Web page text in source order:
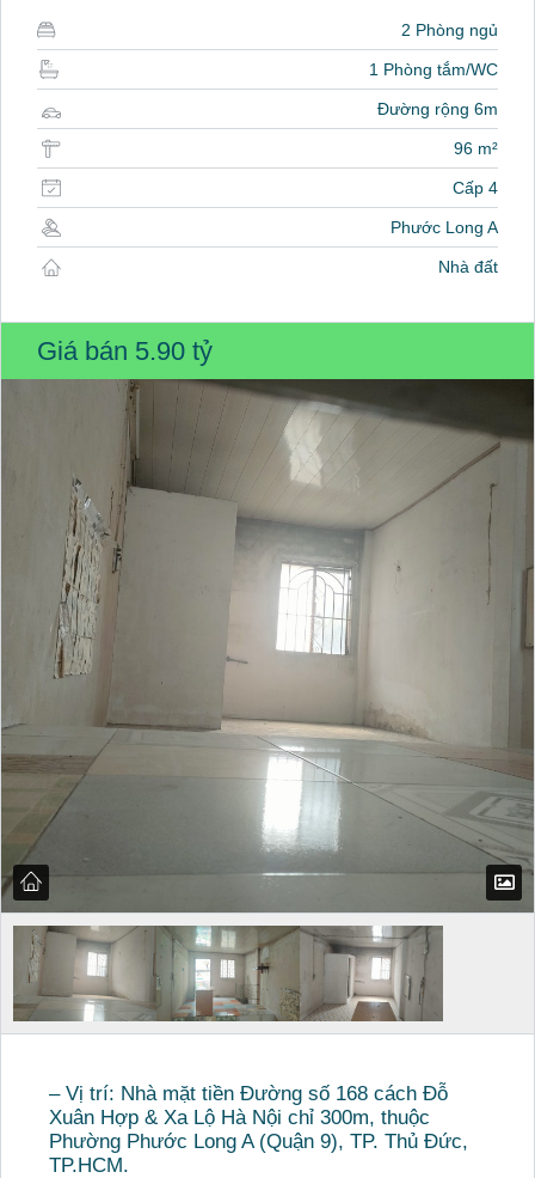
2 Phòng ngủ
1 Phòng tắm/WC
Đường rộng 6m
96 m²
Cấp 4
Phước Long A
Nhà đất
Giá bán 5.90 tỷ
– Vị trí: Nhà mặt tiền Đường số 168 cách Đỗ
Xuân Hợp & Xa Lộ Hà Nội chỉ 300m, thuộc
Phường Phước Long A (Quận 9), TP. Thủ Đức,
TP.HCM.